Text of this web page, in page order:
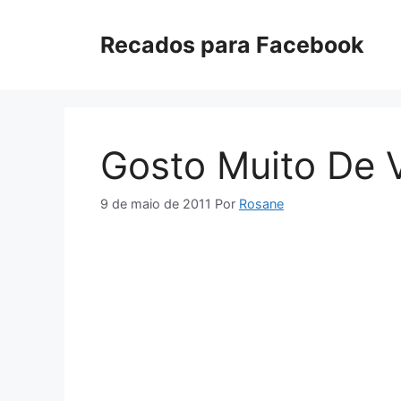
Recados para Facebook
Gosto Muito De
9 de maio de 2011 Por Rosane